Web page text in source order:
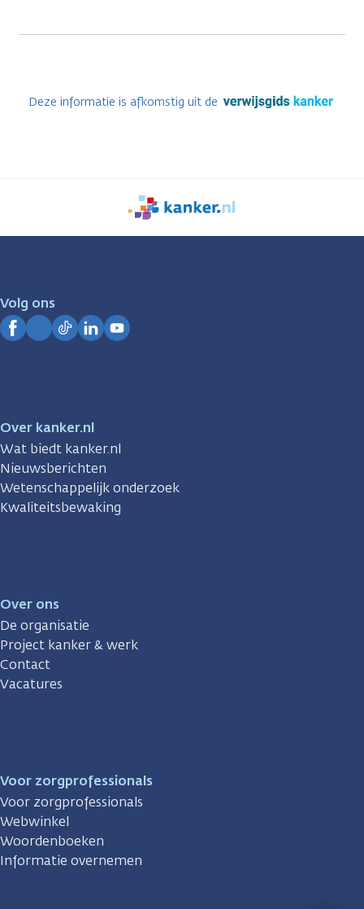
Deze informatie is afkomstig uit de
We
zijn
Volg ons
Over kanker.nl
Wat biedt kanker.nl
Nieuwsberichten
Wetenschappelijk onderzoek
Kwaliteitsbewaking
Over ons
De organisatie
Project kanker & werk
Contact
Vacatures
Voor zorgprofessionals
Voor zorgprofessionals
Webwinkel
Woordenboeken
Informatie overnemen